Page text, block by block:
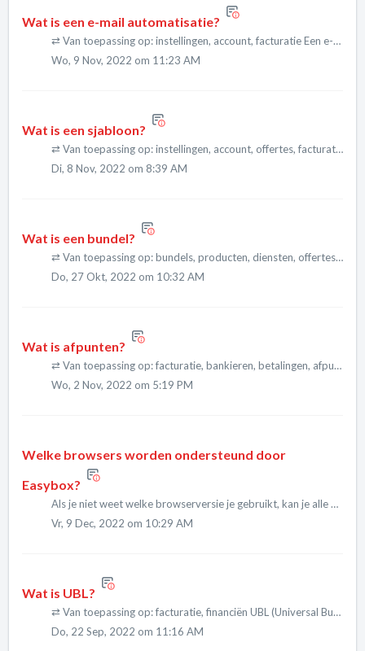
Wat is een e-mail automatisatie?
⇄ Van toepassing op: instellingen, account, facturatie Een e-mail automatisatie is een lopende opdracht waarmee je vanuit je Easybox account automatisch documenten via e-mail kan versturen. Zo k...
Wo, 9 Nov, 2022 om 11:23 AM
Wat is een sjabloon?
⇄ Van toepassing op: instellingen, account, offertes, facturatie Een sjabloon is een vooraf ingestelde vormgeving van documenten (bv. offertes, facturen, ...), e-mails, etc. Aan de hand van een ...
Di, 8 Nov, 2022 om 8:39 AM
Wat is een bundel?
⇄ Van toepassing op: bundels, producten, diensten, offertes, facturatie Bundels zijn samenstellingen van opgeslagen producten en/of diensten. De samenstelling en verhouding van een bundel is vol...
Do, 27 Okt, 2022 om 10:32 AM
Wat is afpunten?
⇄ Van toepassing op: facturatie, bankieren, betalingen, afpunten, financiën Afpunten betekent het koppelen van betalingen en geldtransacties aan facturen. Zo kan je opvolgen welke facturen al da...
Wo, 2 Nov, 2022 om 5:19 PM
Welke browsers worden ondersteund door
Easybox?
Als je niet weet welke browserversie je gebruikt, kan je alle browserinformatie vinden via https://www.whatsmybrowser.org/. Deel de gegenereerde weblink met ons support team wanneer je problemen o...
Vr, 9 Dec, 2022 om 10:29 AM
Wat is UBL?
⇄ Van toepassing op: facturatie, financiën UBL (Universal Business Language) is een standaard formaat voor elektronische bedrijfsvoering, bijvoorbeeld voor het opstellen van facturen of bestelbo...
Do, 22 Sep, 2022 om 11:16 AM